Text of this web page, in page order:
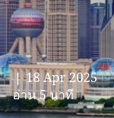
❘ 18 Apr 2025
อ่าน 5 นาที